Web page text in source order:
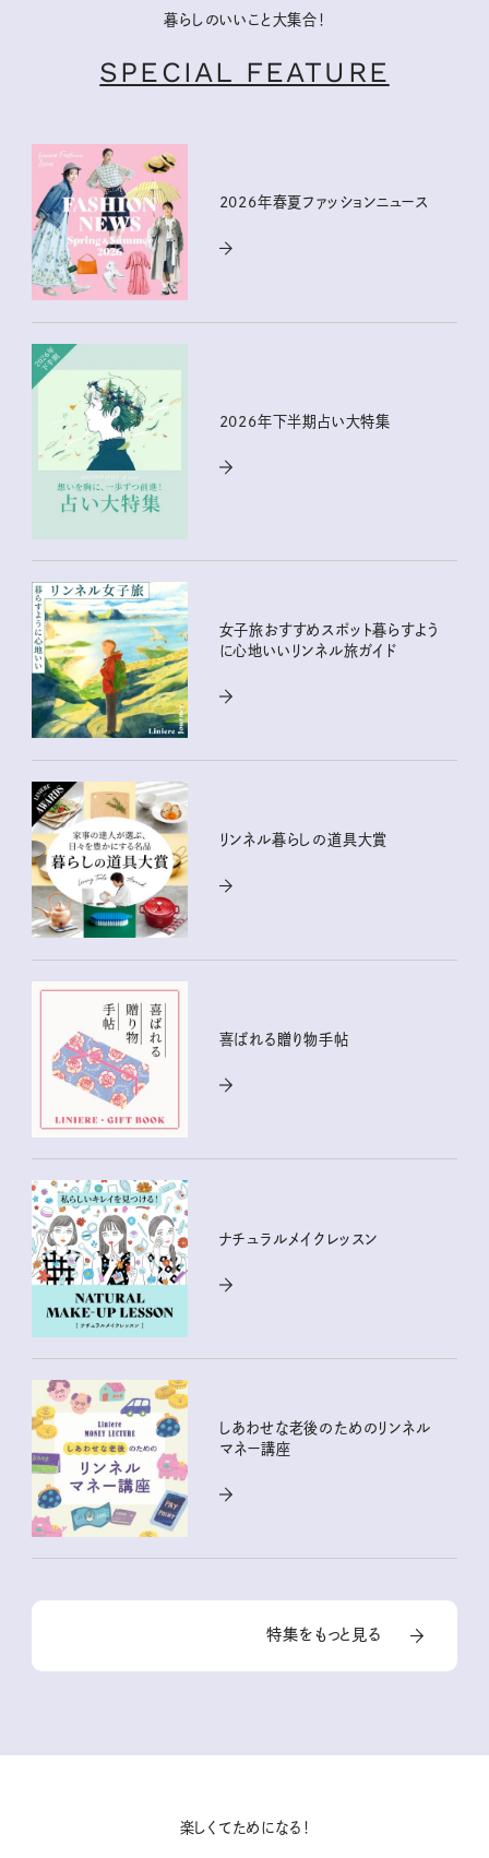
暮らしのいいこと大集合！
SPECIAL FEATURE
2026年春夏ファッションニュース
2026年下半期占い大特集
女子旅おすすめスポット暮らすよう
に心地いいリンネル旅ガイド
リンネル暮らしの道具大賞
喜ばれる贈り物手帖
ナチュラルメイクレッスン
しあわせな老後のためのリンネル
マネー講座
特集をもっと見る
楽しくてためになる！